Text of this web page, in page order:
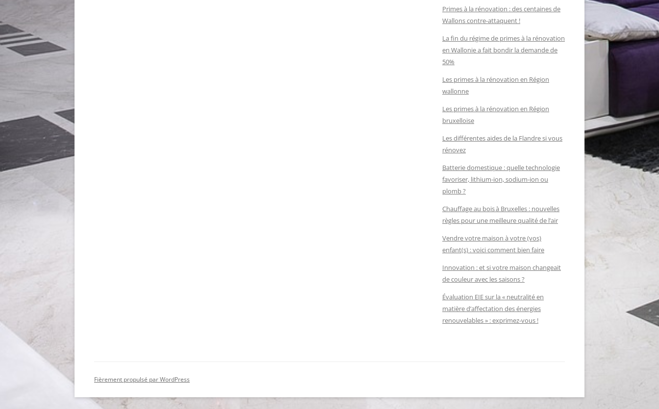
Primes à la rénovation : des centaines de
Wallons contre-attaquent !
La fin du régime de primes à la rénovation
en Wallonie a fait bondir la demande de
50%
Les primes à la rénovation en Région
wallonne
Les primes à la rénovation en Région
bruxelloise
Les différentes aides de la Flandre si vous
rénovez
Batterie domestique : quelle technologie
favoriser, lithium-ion, sodium-ion ou
plomb ?
Chauffage au bois à Bruxelles : nouvelles
règles pour une meilleure qualité de l’air
Vendre votre maison à votre (vos)
enfant(s) : voici comment bien faire
Innovation : et si votre maison changeait
de couleur avec les saisons ?
Évaluation EIE sur la « neutralité en
matière d’affectation des énergies
renouvelables » : exprimez-vous !
Fièrement propulsé par WordPress